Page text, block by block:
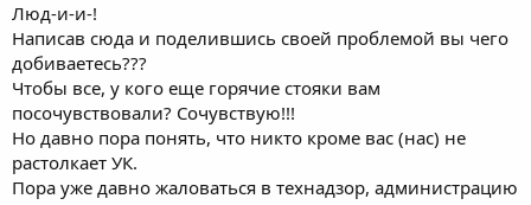
Люд-и-и-!
Написав сюда и поделившись своей проблемой вы чего
добиваетесь???
Чтобы все, у кого еще горячие стояки вам
посочувствовали? Сочувствую!!!
Но давно пора понять, что никто кроме вас (нас) не
растолкает УК.
Пора уже давно жаловаться в технадзор, администрацию